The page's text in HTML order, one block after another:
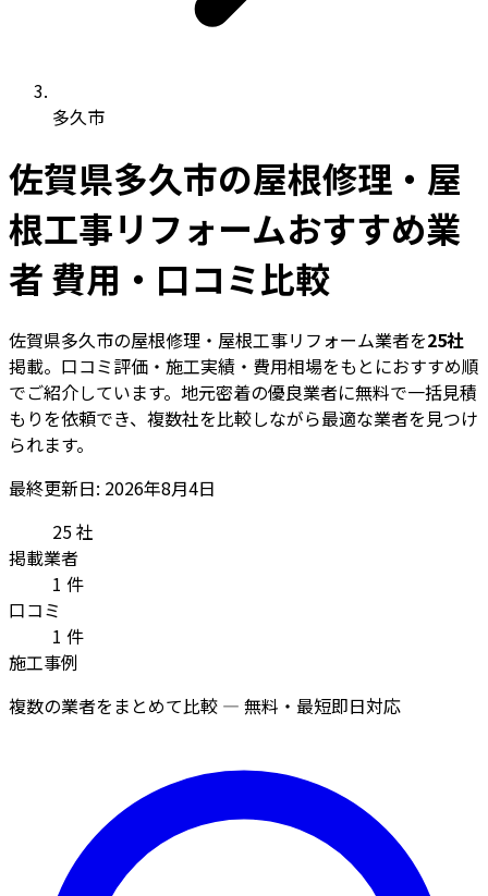
多久市
佐賀県多久市の屋根修理・屋
根工事リフォームおすすめ業
者 費用・口コミ比較
佐賀県多久市の屋根修理・屋根工事リフォーム業者を25社
掲載。口コミ評価・施工実績・費用相場をもとにおすすめ順
でご紹介しています。地元密着の優良業者に無料で一括見積
もりを依頼でき、複数社を比較しながら最適な業者を見つけ
られます。
最終更新日: 2026年8月4日
25社
掲載業者
1 件
口コミ
1 件
施工事例
複数の業者をまとめて比較 — 無料・最短即日対応